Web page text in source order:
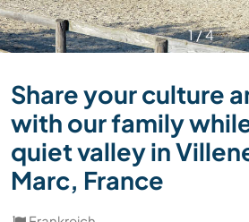
1/4
Share your culture
with our family
quiet valley in
Marc, France